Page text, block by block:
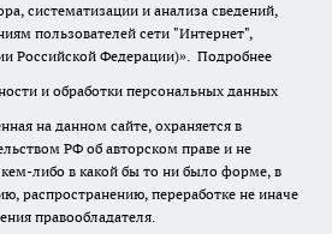
систематизации и анализа сведений,
пользователей сети "Интернет",
Российской Федерации)». Подробнее
и обработки персональных данных
на данном сайте, охраняется в
РФ об авторском праве и не
либо в какой бы то ни было форме, в
распространению, переработке не иначе
правообладателя.